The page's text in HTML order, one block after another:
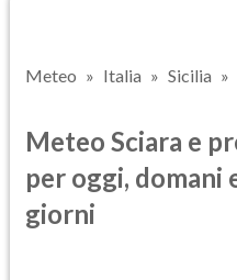
Meteo Italia Sicilia
Meteo Sciara e
per oggi, domani
giorni